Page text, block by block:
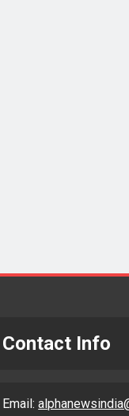
Contact Info
Email: